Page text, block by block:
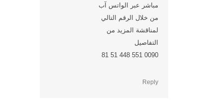
مباشر عبر الواتس آب
من خلال الرقم التالي
لمناقشة المزيد من
التفاصيل
0090 551 448 51 81
Reply